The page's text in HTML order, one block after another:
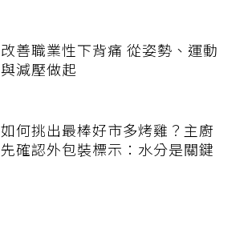
改善職業性下背痛 從姿勢、運動
與減壓做起
如何挑出最棒好市多烤雞？主廚
先確認外包裝標示：水分是關鍵